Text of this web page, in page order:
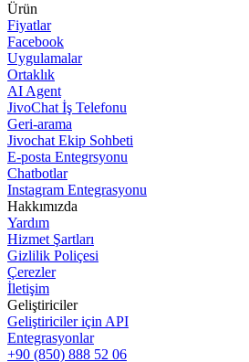
Ürün
Fiyatlar
Facebook
Uygulamalar
Ortaklık
AI Agent
JivoChat İş Telefonu
Geri-arama
Jivochat Ekip Sohbeti
E-posta Entegrsyonu
Chatbotlar
Instagram Entegrasyonu
Hakkımızda
Yardım
Hizmet Şartları
Gizlilik Poliçesi
Çerezler
İletişim
Geliştiriciler
Geliştiriciler için API
Entegrasyonlar
+90 (850) 888 52 06